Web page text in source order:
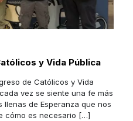
y Vida Pública
de Católicos y Vida
vez se siente una fe más
llenas de Esperanza que nos
cómo es necesario […]